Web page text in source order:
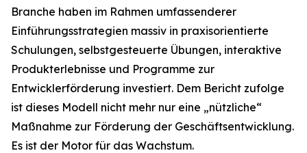
Branche haben im Rahmen umfassenderer
Einführungsstrategien massiv in praxisorientierte
Schulungen, selbstgesteuerte Übungen, interaktive
Produkterlebnisse und Programme zur
Entwicklerförderung investiert. Dem Bericht zufolge
ist dieses Modell nicht mehr nur eine „nützliche“
Maßnahme zur Förderung der Geschäftsentwicklung.
Es ist der Motor für das Wachstum.